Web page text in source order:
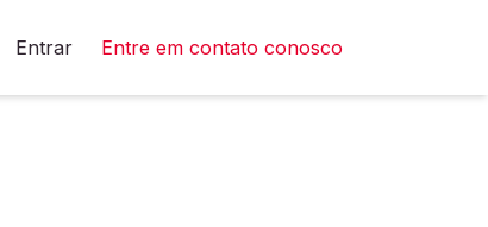
Entrar Entre em contato conosco